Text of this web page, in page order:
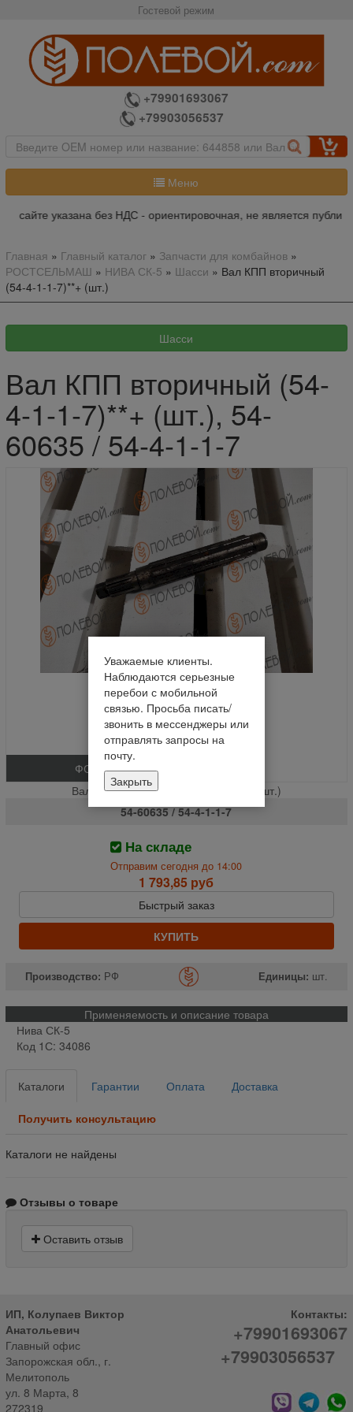
Гостевой режим
+79901693067
+79903056537
Меню
сайте указана без НДС - ориентировочная, не является
Главная » Главный каталог» Запчасти для комбайнов»
РОСТСЕЛЬМАШ » НИВА СК-5 » Шасси » Вал КПП вторичный
(54-4-1-1-7)**+ (шт.)
Вал КПП вторичный (54-
4-1-1-7)**+ (шт.), 54-
60635 / 54-4-1-1-7
ФОТО
Вал КПП вторичный (54-4-1-1-7)**+ (шт.)
54-60635 / 54-4-1-1-7
На складе
Отправим сегодня до 14:00
1 793,85 руб
Быстрый заказ
КУПИТЬ
Производство: РФ Единицы: шт.
Применяемость и описание товара
Нива СК-5
Код 1С: 34086
Каталоги Гарантии Оплата Доставка
Получить консультацию
Каталоги не найдены
Отзывы о товаре
Оставить отзыв
ИП, Колупаев Виктор
Анатольевич
Главный офис
Запорожская обл., г.
Мелитополь
ул. 8 Марта, 8
272319
Контакты:
+79901693067
+79903056537
Уважаемые клиенты.
Наблюдаются серьезные
перебои с мобильной
связью. Просьба писать/
звонить в мессенджеры или
отправлять запросы на
почту.
Закрыть